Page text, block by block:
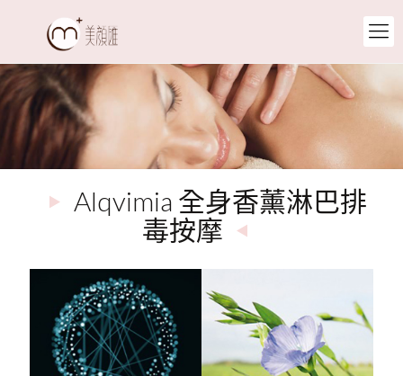
Alqvimia 全身香薰淋巴排
毒按摩